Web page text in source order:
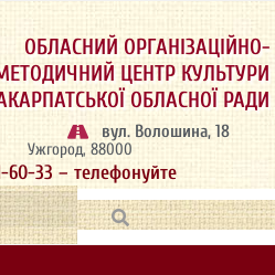
ОБЛАСНИЙ ОРГАНІЗАЦІЙНО-
ЦЕНТР КУЛЬТУРИ
ОБЛАСНОЇ РАДИ
вул. Волошина, 18
Ужгород, 88000
60-33 – телефонуйте